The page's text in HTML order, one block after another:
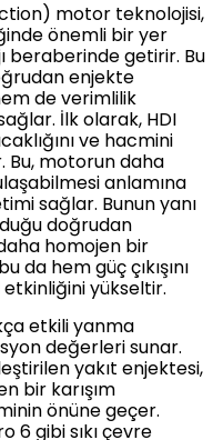
motor teknolojisi,
önemli bir yer
beraberinde getirir. Bu
enjekte
de verimlilik
İlk olarak, HDI
ve hacmini
Bu, motorun daha
anlamına
sağlar. Bunun yanı
doğrudan
homojen bir
da hem güç çıkışını
yükseltir.
etkili yanma
değerleri sunar.
yakıt enjektesi,
bir karışım
önüne geçer.
6 gibi sıkı çevre